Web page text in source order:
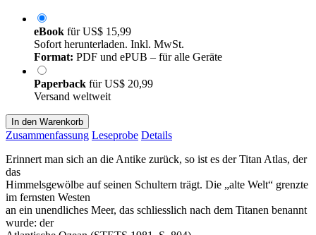
eBook fürUS$ 15,99
Sofort herunterladen. Inkl. MwSt.
Format: PDF und ePUB – für alle Geräte
Paperback fürUS$ 20,99
Versand weltweit
In den Warenkorb
Zusammenfassung Leseprobe Details
Erinnert man sich an die Antike zurück, so ist es der Titan Atlas, der
das
Himmelsgewölbe auf seinen Schultern trägt. Die „alte Welt“ grenzte
im fernsten Westen
an ein unendliches Meer, das schliesslich nach dem Titanen benannt
wurde: der